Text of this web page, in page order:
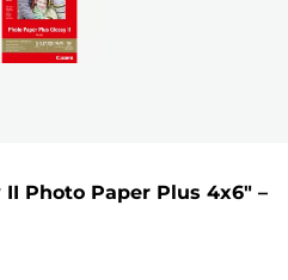
II Photo Paper Plus 4x6" –